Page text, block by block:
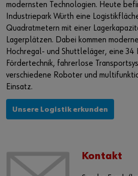
Inhalte
Alternativ können Sie auch diesen
Video direkt auf der Plattform des
https://youtu.be/y3yig_iGmB8
modernsten Technologien. Heute
Industriepark Würth eine
Quadratmetern mit einer
Lagerplätzen. Dabei kommen
Hochregal- und Shuttleläger, eine 34
Fördertechnik, fahrerlose
verschiedene Roboter und
Einsatz.
Unsere Logistik erkunden
Kontakt